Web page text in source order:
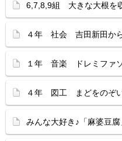
6,7,8,9組 大きな大根を
４年 社会 吉田新田か
１年 音楽 ドレミファ
４年 図工 まどをのぞ
みんな大好き♪「麻婆豆